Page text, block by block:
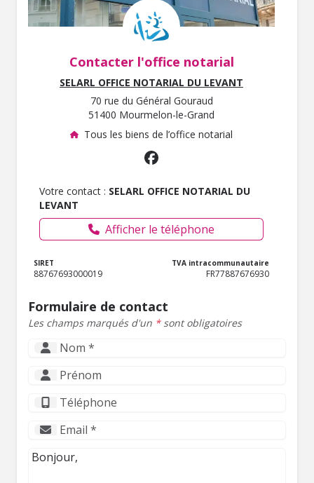
Contacter l'office notarial
SELARL OFFICE NOTARIAL DU LEVANT
70 rue du Général Gouraud
51400 Mourmelon-le-Grand
Tous les biens de l’office notarial
Votre contact : SELARL OFFICE NOTARIAL DU
LEVANT
Afficher le téléphone
SIRET
88767693000019
TVA intracommunautaire
FR77887676930
Formulaire de contact
Les champs marqués d'un *sont obligatoires